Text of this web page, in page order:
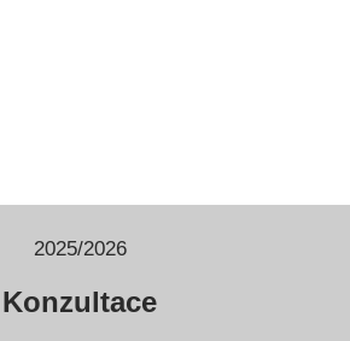
2025/2026
Konzultace